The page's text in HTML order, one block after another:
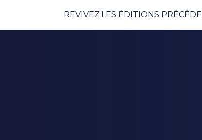
REVIVEZ LES ÉDITIONS